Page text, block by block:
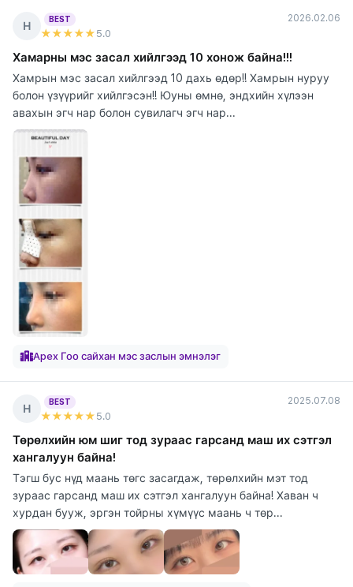
Н
BEST
★★★★★ 5.0
2026.02.06
Хамарны мэс засал хийлгээд 10 хонож байна!!!
Хамрын мэс засал хийлгээд 10 дахь өдөр!! Хамрын нуруу
болон үзүүрийг хийлгэсэн!! Юуны өмнө, эндхийн хүлээн
авахын эгч нар болон сувилагч эгч нар...
Apex Гоо сайхан мэс заслын эмнэлэг
Н
BEST
★★★★★ 5.0
2025.07.08
Төрөлхийн юм шиг тод зураас гарсанд маш их сэтгэл
хангалуун байна!
Тэгш бус нүд маань төгс засагдаж, төрөлхийн мэт тод
зураас гарсанд маш их сэтгэл хангалуун байна! Хаван ч
хурдан бууж, эргэн тойрны хүмүүс маань ч төр...